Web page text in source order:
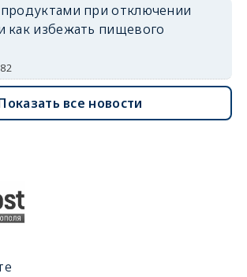
при отключении
как избежать пищевого
все новости